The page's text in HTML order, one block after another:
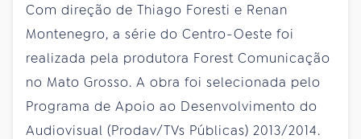
Com direção de Thiago Foresti e Renan
Montenegro, a série do Centro-Oeste foi
realizada pela produtora Forest Comunicação
no Mato Grosso. A obra foi selecionada pelo
Programa de Apoio ao Desenvolvimento do
Audiovisual (Prodav/TVs Públicas) 2013/2014.